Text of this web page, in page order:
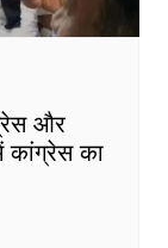
और
कांग्रेस का